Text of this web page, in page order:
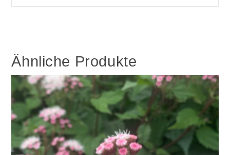
Ähnliche Produkte